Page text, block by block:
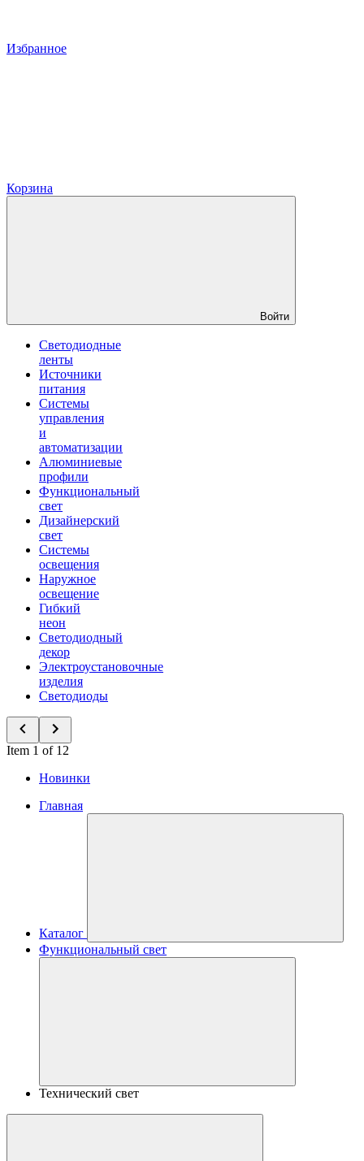
Избранное
Корзина
Войти
Светодиодные
ленты
Источники
питания
Системы
управления
и
автоматизации
Алюминиевые
профили
Функциональный
свет
Дизайнерский
свет
Системы
освещения
Наружное
освещение
Гибкий
неон
Светодиодный
декор
Электроустановочные
изделия
Светодиоды
Item 1 of 12
Новинки
Главная
Каталог
Функциональный свет
Технический свет